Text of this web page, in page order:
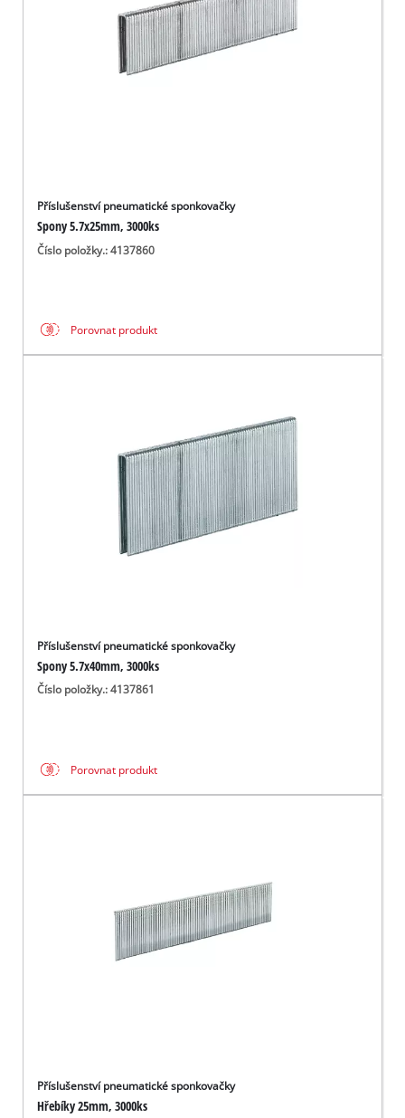
Příslušenství pneumatické sponkovačky
Spony 5.7x25mm, 3000ks
Číslo položky.: 4137860
Porovnat produkt
Příslušenství pneumatické sponkovačky
Spony 5.7x40mm, 3000ks
Číslo položky.: 4137861
Porovnat produkt
Příslušenství pneumatické sponkovačky
Hřebíky 25mm, 3000ks